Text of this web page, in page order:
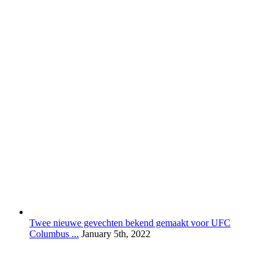
Twee nieuwe gevechten bekend gemaakt voor UFC
Columbus ... January 5th, 2022